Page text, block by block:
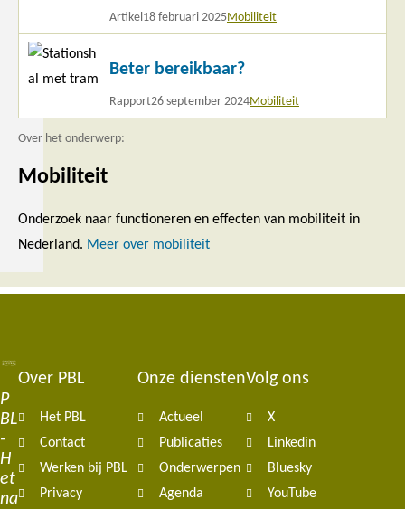
Artikel18 februari 2025Mobiliteit
Beter bereikbaar?
Rapport26 september 2024Mobiliteit
Lees
meer
Over het onderwerp:
Mobiliteit
Onderzoek naar functioneren en effecten van mobiliteit in
Nederland. Meer over mobiliteit
P
BL
-
H
et
na
Footer
navigation
Over PBL
Het PBL
Contact
Werken bij PBL
Privacy
Onze diensten
Actueel
Publicaties
Onderwerpen
Agenda
Volg ons
X
Linkedin
Bluesky
YouTube